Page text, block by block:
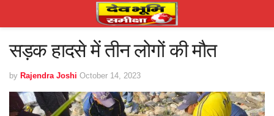
सड़क हादसे में तीन लोगों की मौत
by Rajendra Joshi October 14, 2023